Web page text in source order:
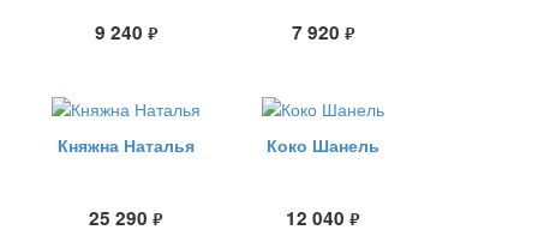
9 240 руб. 7 920 руб.
Княжна Наталья
25 290 руб.
Коко Шанель
12 040 руб.